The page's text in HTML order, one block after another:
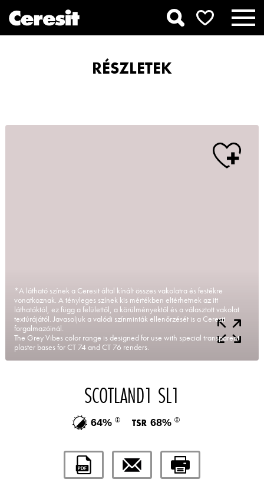
RÉSZLETEK
*A látható színek a Ceresit által kínált összes vakolatra és festékre
vonatkoznak. A tényleges színek kis mértékben eltérhetnek az itt
láthatóktól, ez függ a felülettől, a körülményektől és a választott vakolat
textúrájától. Javasoljuk a valódi színminták ellenőrzését is a Ceresit
forgalmazóinál.
The Grey Vibes color range is designed for use with special transparent
plaster bases for CT 74 and CT 76 renders.
SCOTLAND1 SL1
64% 68%